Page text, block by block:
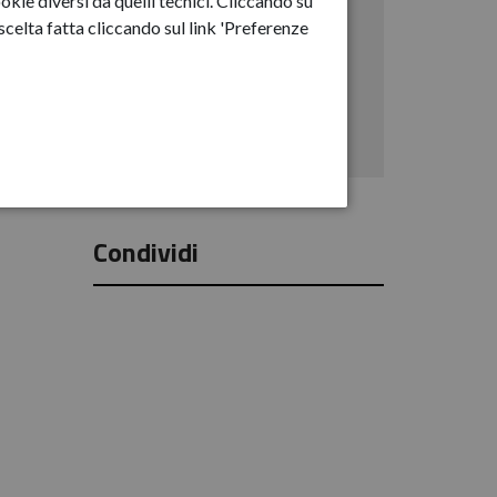
fatta cliccando sul link 'Preferenze
2023
Condividi